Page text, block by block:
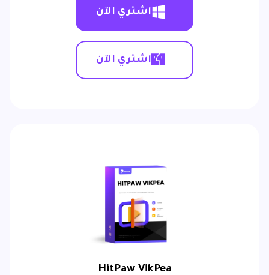
اشتري الآن
اشتري الآن
HitPaw VikPea